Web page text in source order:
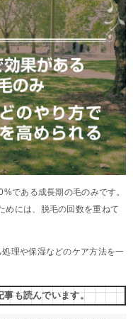
である成長期の毛のみです。
めには、脱毛の回数を重ねて
理や保湿などのケア方法を一
事も読んでいます。